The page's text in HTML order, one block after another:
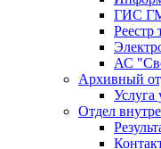
ГИС
Реестр
АС
Архивный
Услуга
Отдел